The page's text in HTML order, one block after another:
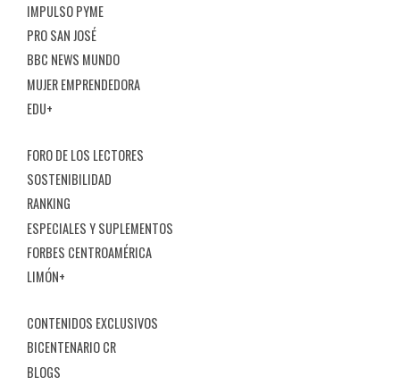
IMPULSO PYME
PRO SAN JOSÉ
BBC NEWS MUNDO
MUJER EMPRENDEDORA
EDU+
FORO DE LOS LECTORES
SOSTENIBILIDAD
RANKING
ESPECIALES Y SUPLEMENTOS
FORBES CENTROAMÉRICA
LIMÓN+
CONTENIDOS EXCLUSIVOS
BICENTENARIO CR
BLOGS